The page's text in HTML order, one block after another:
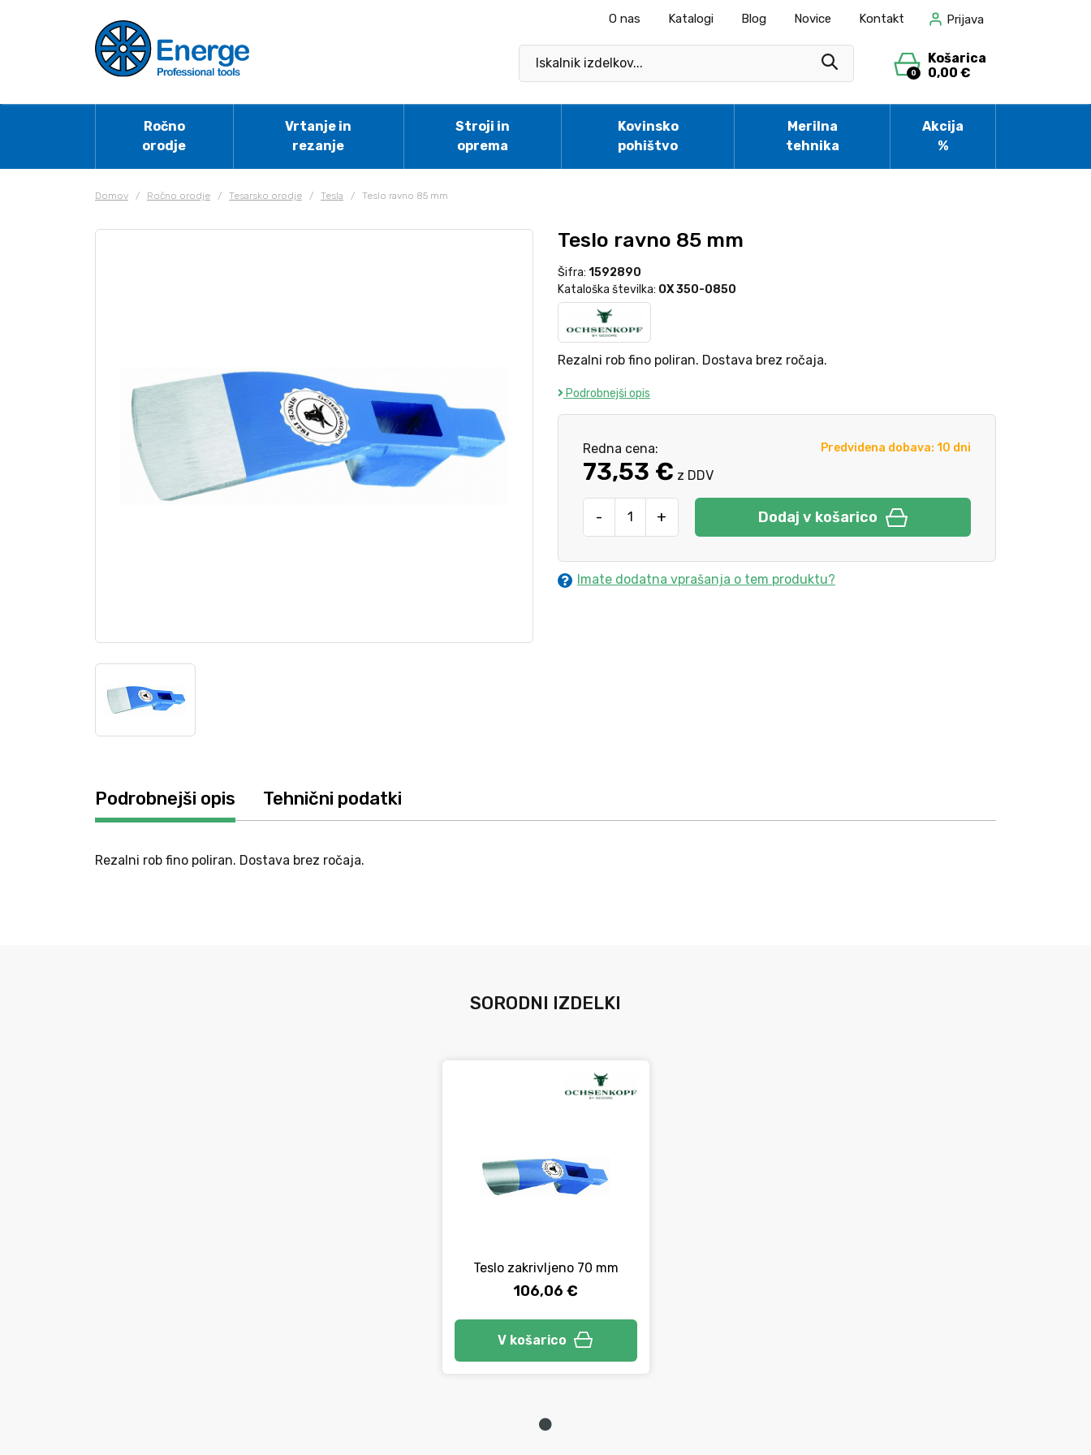
O nas Katalogi Blog Novice Kontakt Prijava
0
Košarica
0,00 €
Ročno
orodje
Vrtanje in
rezanje
Stroji in
oprema
Kovinsko
pohištvo
Merilna
tehnika
Akcija
%
Domov / Ročno orodje / Tesarsko orodje / Tesla / Teslo ravno 85 mm
Teslo ravno 85 mm
Šifra: 1592890
Kataloška številka: OX 350-0850
Rezalni rob fino poliran. Dostava brez ročaja.
Podrobnejši opis
Predvidena dobava: 10 dni
Redna cena:
73,53 € z DDV
- + Dodaj v košarico
Imate dodatna vprašanja o tem produktu?
Podrobnejši opis Tehnični podatki
Rezalni rob fino poliran. Dostava brez ročaja.
SORODNI IZDELKI
Teslo zakrivljeno 70 mm
106,06 €
V košarico